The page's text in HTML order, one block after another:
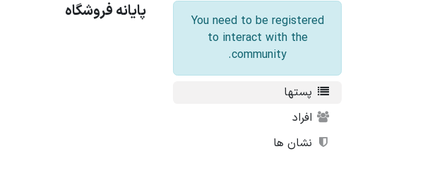
You need to be registered
to interact with the
community.
پستها
افراد
نشان ها
پایانه فروشگاه